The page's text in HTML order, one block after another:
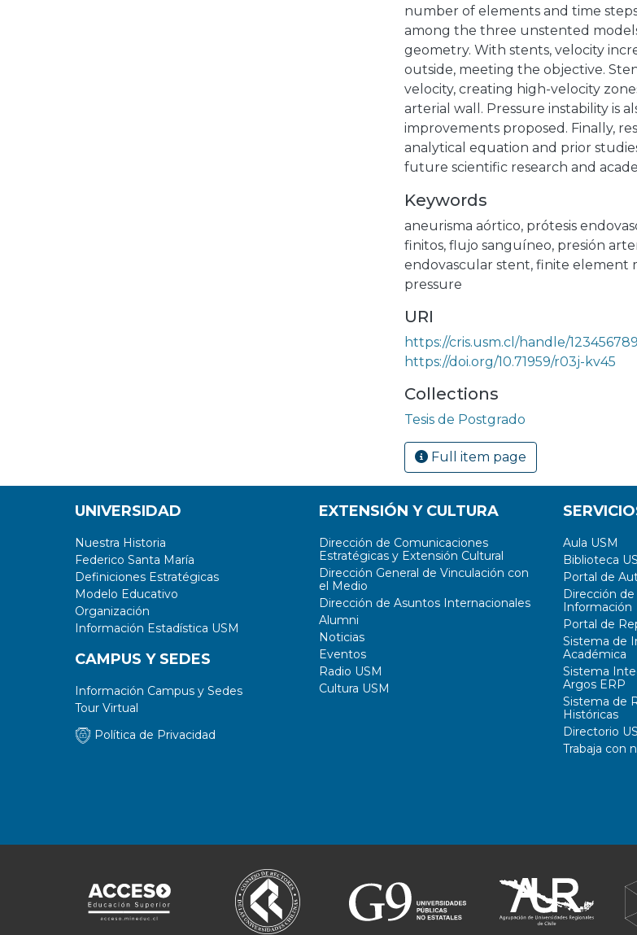
number of elements and time
among the three unstented
geometry. With stents, velocity
outside, meeting the objective.
velocity, creating high-velocity
arterial wall. Pressure instability is
improvements proposed. Finally,
analytical equation and prior
future scientific research and
Keywords
aneurisma aórtico, prótesis
finitos, flujo sanguíneo, presión
endovascular stent, finite element
pressure
URI
https://cris.usm.cl/handle/
https://doi.org/10.71959/r03j-kv45
Collections
Tesis de Postgrado
Full item page
UNIVERSIDAD
Nuestra Historia
Federico Santa María
Definiciones Estratégicas
Modelo Educativo
Organización
Información Estadística USM
CAMPUS Y SEDES
Información Campus y Sedes
Tour Virtual
Política de Privacidad
EXTENSIÓN Y CULTURA
Dirección de Comunicaciones
Estratégicas y Extensión Cultural
Dirección General de Vinculación con
el Medio
Dirección de Asuntos Internacionales
Alumni
Noticias
Eventos
Radio USM
Cultura USM
Aula USM
Biblioteca
Portal de
Dirección de
Información
Portal de
Sistema de
Académica
Sistema
Argos ERP
Sistema de
Históricas
Directorio
Trabaja con